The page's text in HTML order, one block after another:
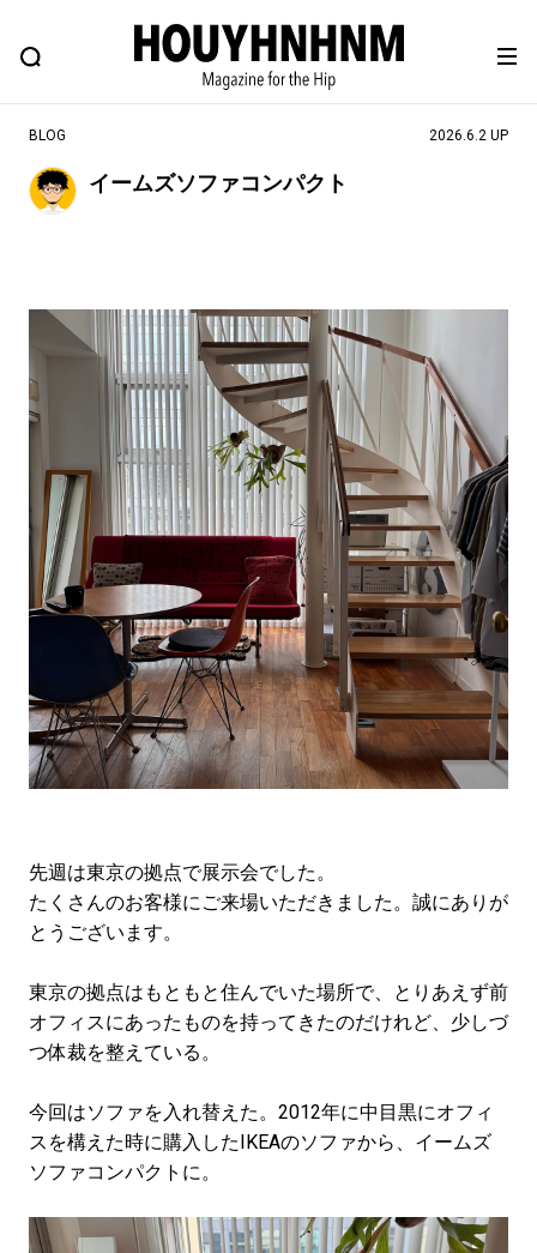
BLOG SNAP
ヒップなファッション、カルチャー、ライフスタイルWEBマガジン
#NEW VINTAGE #マイナーグッド図鑑
#路地裏てぃーん。 #MONTHLY JOURNAL
#GH 銘品の所以 #フイナムのYouTube
#Commune H #FOCUS IT #AH.H
#ととけん #FASHION #MUSIC #MOVIE
#LIFESTYLE #SNEAKER #OUTDOOR
#SPORTS #HANDSOME HANDBOOK
BLOG 2026.6.2 UP
イームズソファコンパクト
先週は東京の拠点で展示会でした。
たくさんのお客様にご来場いただきました。誠にありが
とうございます。
東京の拠点はもともと住んでいた場所で、とりあえず前
オフィスにあったものを持ってきたのだけれど、少しづ
つ体裁を整えている。
今回はソファを入れ替えた。2012年に中目黒にオフィ
スを構えた時に購入したIKEAのソファから、イームズ
ソファコンパクトに。